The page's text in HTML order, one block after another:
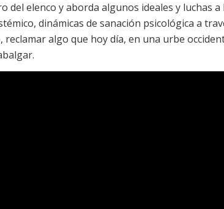
del elenco y aborda algunos ideales y luchas
dinámicas de sanación psicológica a
reclamar algo que hoy día, en una urbe